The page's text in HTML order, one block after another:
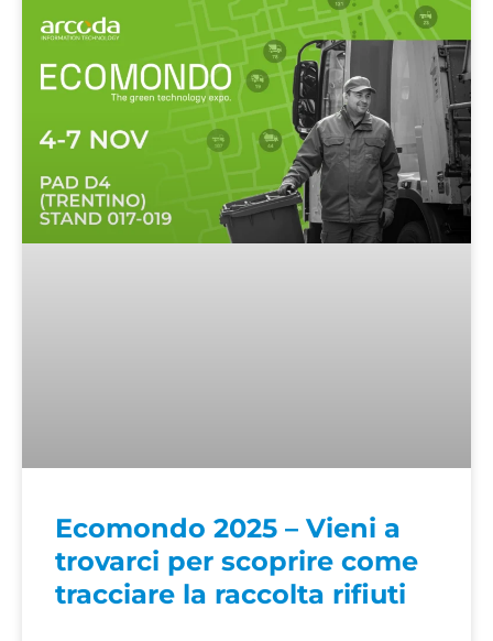
Ecomondo 2025 – Vieni a
trovarci per scoprire come
tracciare la raccolta rifiuti